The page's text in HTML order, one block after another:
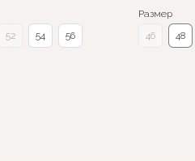
52 54 56
Размер
46
48